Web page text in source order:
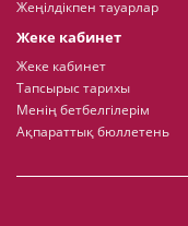
Жеңілдікпен тауарлар
Жеке кабинет
Жеке кабинет
Тапсырыс тарихы
Менің бетбелгілерім
Ақпараттық бюллетень